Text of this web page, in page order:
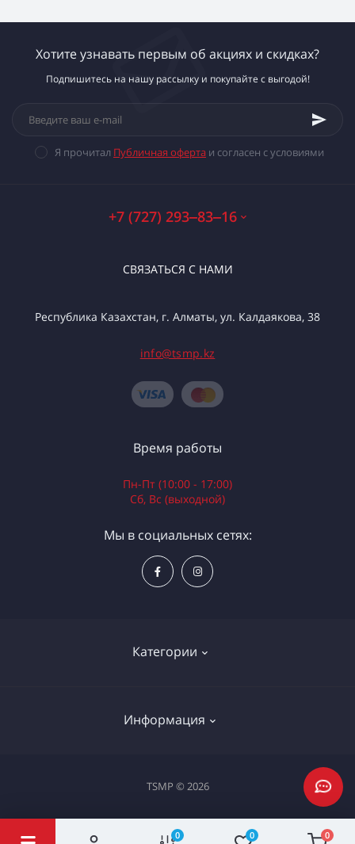
0 0 0
Хотите узнавать первым об акциях и скидках?
Подпишитесь на нашу рассылку и покупайте с выгодой!
Я прочитал Публичная оферта и согласен с условиями
+7 (727) 293‒83‒16
СВЯЗАТЬСЯ С НАМИ
Республика Казахстан, г. Алматы, ул. Калдаякова, 38
info@tsmp.kz
Категории
Электроинструменты
Информация
Доставка и оплата
Политика конфиденциальности
Время работы
Пн-Пт (10:00 - 17:00)
Сб, Вс (выходной)
Мы в социальных сетях:
TSMP © 2026